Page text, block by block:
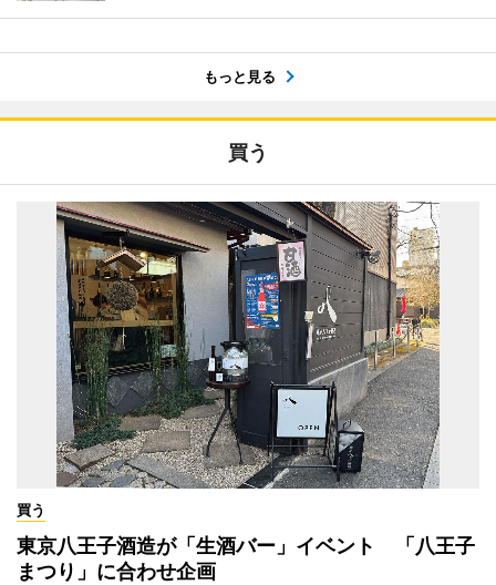
もっと見る
買う
買う
東京八王子酒造が「生酒バー」イベント 「八王子
まつり」に合わせ企画